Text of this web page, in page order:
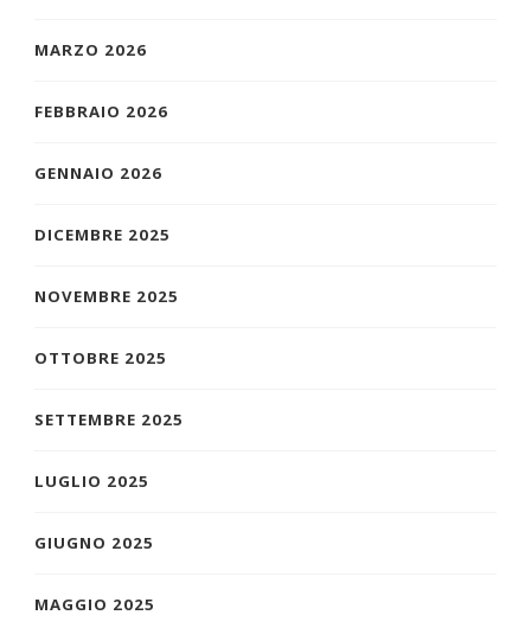
MARZO 2026
FEBBRAIO 2026
GENNAIO 2026
DICEMBRE 2025
NOVEMBRE 2025
OTTOBRE 2025
SETTEMBRE 2025
LUGLIO 2025
GIUGNO 2025
MAGGIO 2025